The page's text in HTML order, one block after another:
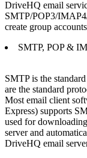
DriveHQ email
SMTP/POP3/
create group
SMTP, POP &
SMTP is the
are the standard
Most email client
Express) supports
used for
server and
DriveHQ email